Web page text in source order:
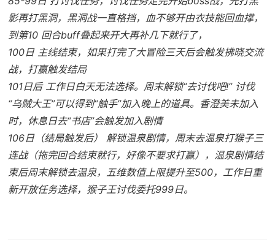
影再打黑洞，黑洞战一直格挡，血不够开由衣技能回血撑，
到第10 回合buff叠起来开大再补几下就行了，
100日 主线结束，如果打完了大冒险三天后会触发拂晓交流
战，打赢触发结局
101日后 工作日白天无法选择。周末解锁“去讨伐吧!” 讨伐
“乌贼大王”可以得到“触手”加入晚上的道具。香澄美未加入
时，休息日去“书店”会触发加入剧情
106日（结局触发后） 解锁温泉剧情，周末去温泉打猴子三
连战（拖完回合结束就行，好像不要求打赢），温泉剧情结
束后周末解锁去温泉，五维数值上限提升至500，工作日重
新开放任务选择，猴子王讨伐委托999日。